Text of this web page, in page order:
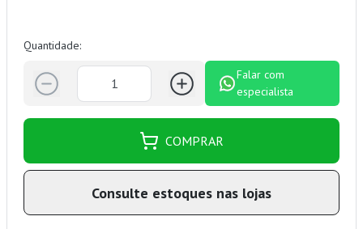
Quantidade:
Falar com
especialista
COMPRAR
Consulte estoques nas lojas